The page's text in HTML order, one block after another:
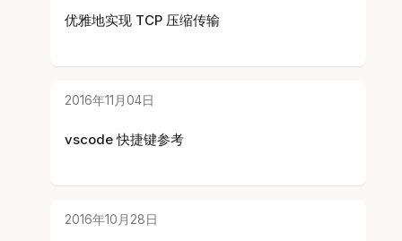
优雅地实现 TCP 压缩传输
2016年11月04日
vscode 快捷键参考
2016年10月28日